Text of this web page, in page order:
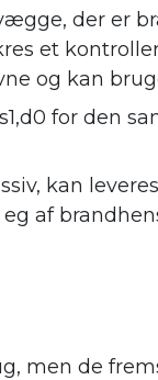
der er
et
og kan
for den
kan
af
men de